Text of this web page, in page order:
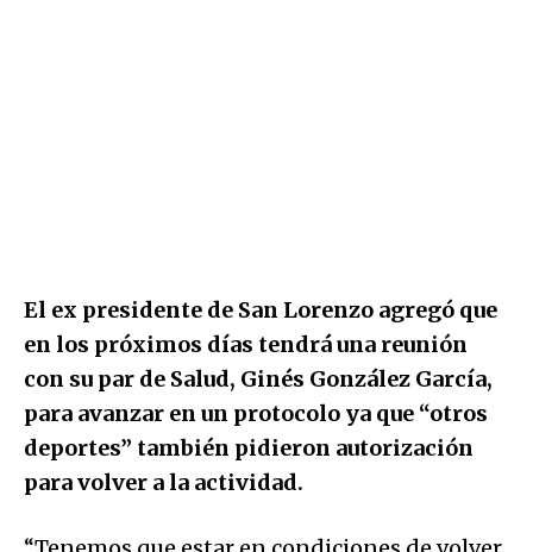
El ex presidente de San Lorenzo agregó que
en los próximos días tendrá una reunión
con su par de Salud, Ginés González García,
para avanzar en un protocolo ya que “otros
deportes” también pidieron autorización
para volver a la actividad.